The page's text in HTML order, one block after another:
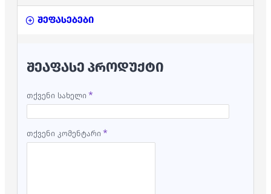
შეფასებები
ᲨᲔᲐᲤᲐᲡᲔ ᲞᲠᲝᲓᲣᲥᲢᲘ
თქვენი სახელი
თქვენი კომენტარი